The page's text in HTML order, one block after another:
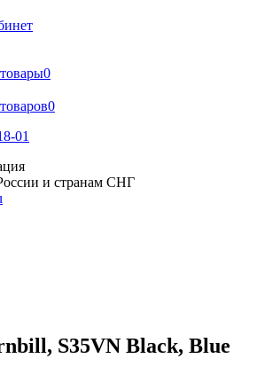
0
0
01
и странам СНГ
S35VN Black, Blue